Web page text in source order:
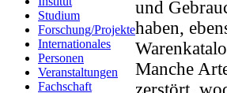
Studium
Forschung/Projekte
Internationales
Personen
Veranstaltungen
Fachschaft
und
haben,
Manche